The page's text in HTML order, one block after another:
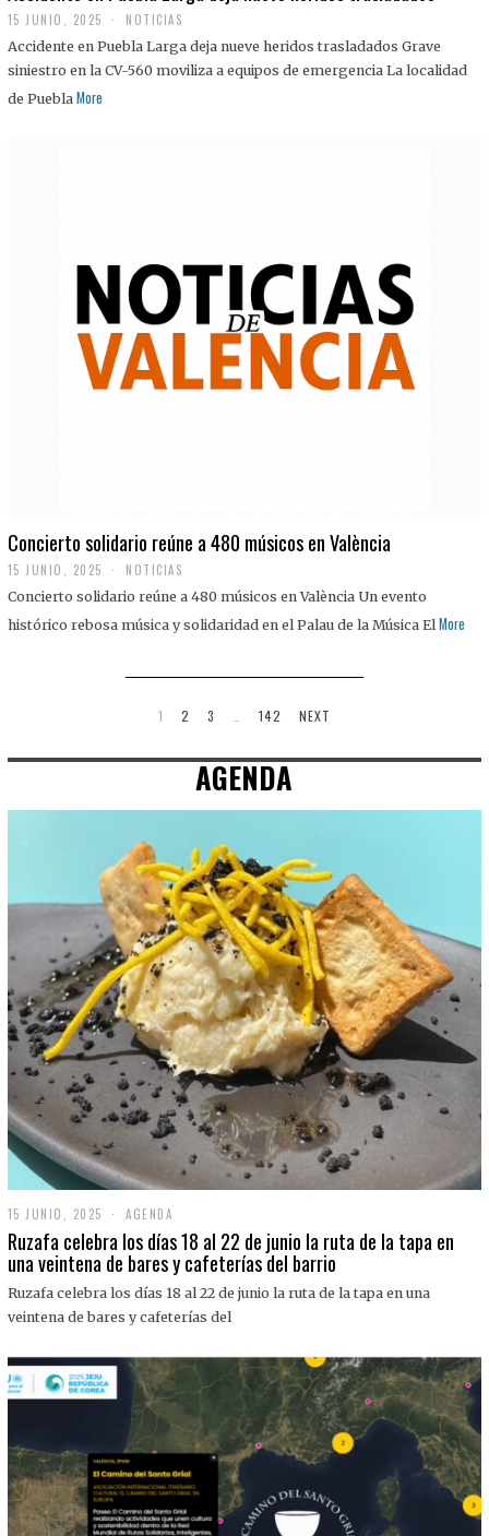
15 JUNIO, 2025 NOTICIAS
Accidente en Puebla Larga deja nueve heridos trasladados Grave
siniestro en la CV-560 moviliza a equipos de emergencia La localidad
de Puebla More
Concierto solidario reúne a 480 músicos en València
15 JUNIO, 2025 NOTICIAS
Concierto solidario reúne a 480 músicos en València Un evento
histórico rebosa música y solidaridad en el Palau de la Música El More
1 2 3 142 NEXT
AGENDA
15 JUNIO, 2025
J
U
I
O
0
2
5
AGENDA
Ruzafa celebra los días 18 al 22 de junio la ruta de la tapa en
una veintena de bares y cafeterías del barrio
Ruzafa celebra los días 18 al 22 de junio la ruta de la tapa en una
veintena de bares y cafeterías del